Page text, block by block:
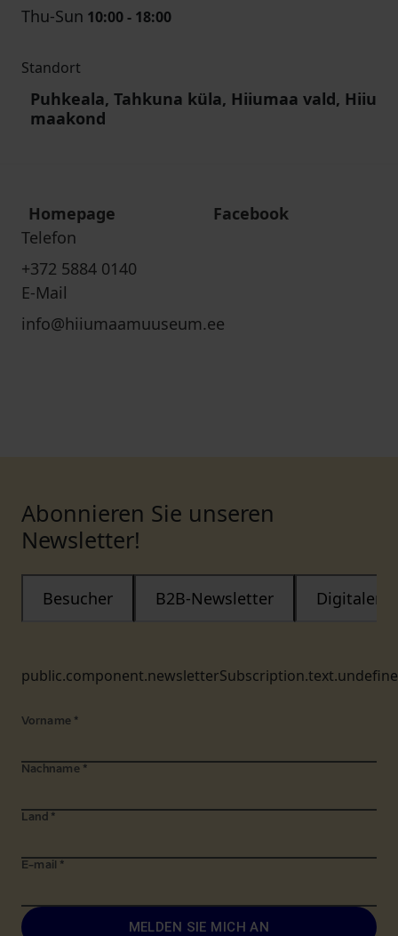
Thu-Sun 10:00 - 18:00
Standort
Puhkeala, Tahkuna küla, Hiiumaa vald, Hiiu
maakond
Homepage
Facebook
Telefon
+372 5884 0140
E-Mail
info@hiiumaamuuseum.ee
Abonnieren Sie unseren
Newsletter!
Besucher B2B-Newsletter Digitaler
Vorname *
Nachname *
Land *
E-mail *
MELDEN SIE MICH AN